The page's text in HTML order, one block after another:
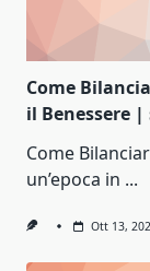
Come
il Benessere
Come
un’epoca in ...
Ott 13,